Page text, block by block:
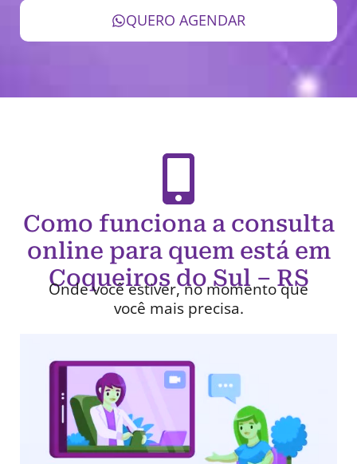
QUERO AGENDAR
Como funciona a consulta
online para quem está em
Coqueiros do Sul – RS
Onde você estiver, no momento que
você mais precisa.